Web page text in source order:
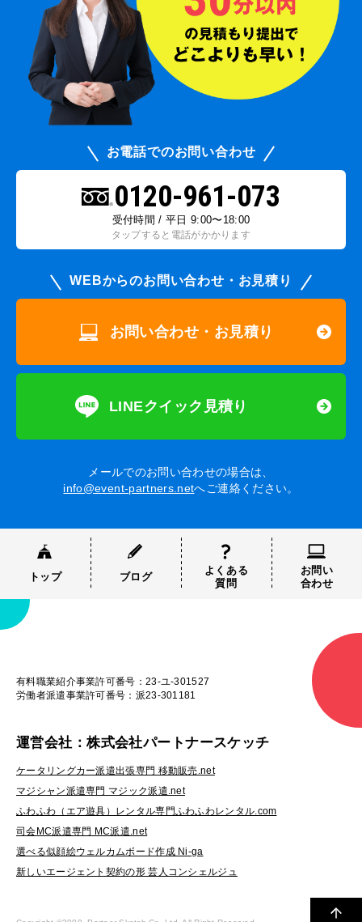
お電話でのお問い合わせ
0120-961-073
受付時間 / 平日 9:00〜18:00
タップすると電話がかかります
WEBからのお問い合わせ・お見積り
お問い合わせ・お見積り
LINEクイック見積り
メールでのお問い合わせの場合は、
info@event-partners.netへご連絡ください。
トップ ブログ
よくある
質問
お問い
合わせ
有料職業紹介事業許可番号：23-ユ-301527
労働者派遣事業許可番号：派23-301181
運営会社：株式会社パートナースケッチ
ケータリングカー派遣出張専門 移動販売.net
マジシャン派遣専門 マジック派遣.net
ふわふわ（エア遊具）レンタル専門ふわふわレンタル.com
司会MC派遣専門 MC派遣.net
選べる似顔絵ウェルカムボード作成 Ni-ga
新しいエージェント契約の形 芸人コンシェルジュ